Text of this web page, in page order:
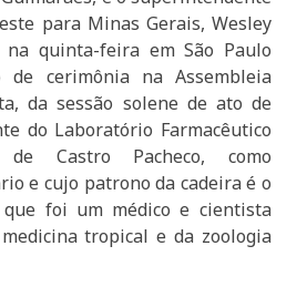
para Minas Gerais, Wesley
na quinta-feira em São Paulo
de cerimônia na Assembleia
da sessão solene de ato de
do Laboratório Farmacêutico
Castro Pacheco, como
e cujo patrono da cadeira é o
que foi um médico e cientista
tropical e da zoologia